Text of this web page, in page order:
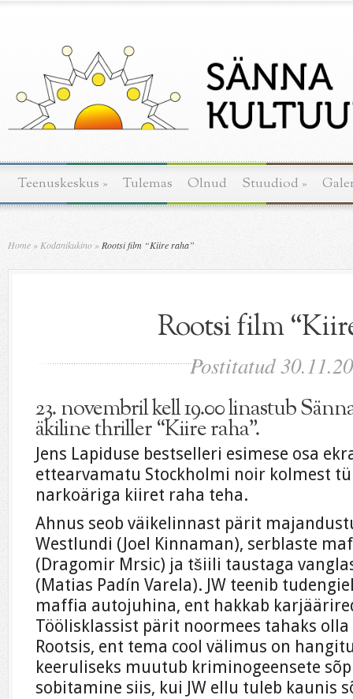
Teenuskeskus » Tulemas Olnud Stuudiod »
Home»Kodanikukino»Rootsi film “Kiire raha”
Rootsi film
Postitatud
23. novembril kell 19.00 linastub
äkiline thriller “Kiire raha”.
Jens Lapiduse bestselleri esimese osa
ettearvamatu Stockholmi noir kolmest
narkoäriga kiiret raha teha.
Ahnus seob väikelinnast pärit
Westlundi (Joel Kinnaman), serblaste
(Dragomir Mrsic) ja tšiili taustaga
(Matias Padín Varela). JW teenib
maffia autojuhina, ent hakkab
Töölisklassist pärit noormees tahaks
Rootsis, ent tema cool välimus on
keeruliseks muutub kriminogeensete
sobitamine siis, kui JW ellu tuleb kaunis